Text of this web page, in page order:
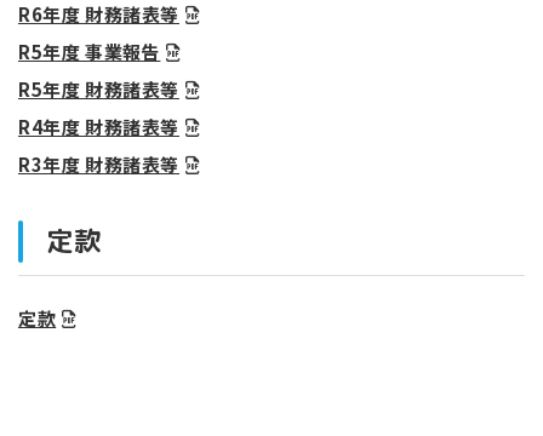
R6年度 財務諸表等
R5年度 事業報告
R5年度 財務諸表等
R4年度 財務諸表等
R3年度 財務諸表等
定款
定款